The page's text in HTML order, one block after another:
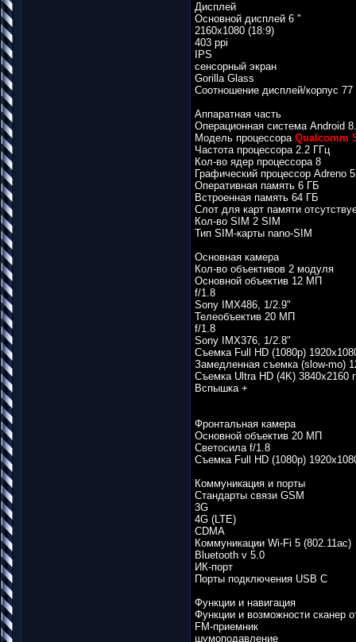
Дисплей
Основной дисплей 6 "
2160x1080 (18:9)
403 ppi
IPS
сенсорный экран
Gorilla Glass
Соотношение дисплей/корпус 77
Аппаратная часть
Операционная система Android
Модель процессора Qualcomm
Частота процессора 2.2 ГГц
Кол-во ядер процессора 8
Графический процессор Adreno
Оперативная память 6 ГБ
Встроенная память 64 ГБ
Слот для карт памяти
Кол-во SIM 2 SIM
Тип SIM-карты nano-SIM
Основная камера
Кол-во объективов 2 модуля
Основной объектив 12 МП
f/1.8
Sony IMX486, 1/2.9"
Телеобъектив 20 МП
f/1.8
Sony IMX376, 1/2.8"
Съемка Full HD (1080p)
Замедленная съемка (slow-mo)
Съемка Ultra HD (4K) 3840х2160
Вспышка +
Фронтальная камера
Основной объектив 20 МП
Светосила f/1.8
Съемка Full HD (1080p)
Коммуникация и порты
Стандарты связи GSM
3G
4G (LTE)
CDMA
Коммуникации Wi-Fi 5 (802.11ac)
Bluetooth v 5.0
ИК-порт
Порты подключения USB C
Функции и навигация
Функции и возможности сканер
FM-приемник
шумоподавление